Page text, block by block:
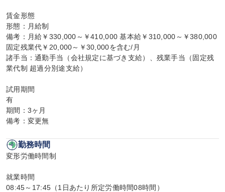
賃金形態
形態：月給制
備考：月給￥330,000～￥410,000 基本給￥310,000～￥380,000
固定残業代￥20,000～￥30,000を含む/月
諸手当：通勤手当（会社規定に基づき支給）、残業手当（固定残
業代制 超過分別途支給）
試用期間
有
期間：3ヶ月
備考：変更無
勤務時間
変形労働時間制
就業時間
08:45～17:45（1日あたり所定労働時間08時間）